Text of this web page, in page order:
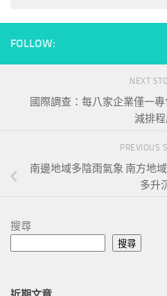
FOLLOW:
NEXT
國際調查：每八家企業僅一
減排
PREVIOUS
南邊地域多陰雨氣象 南方地
多升
搜尋
搜尋